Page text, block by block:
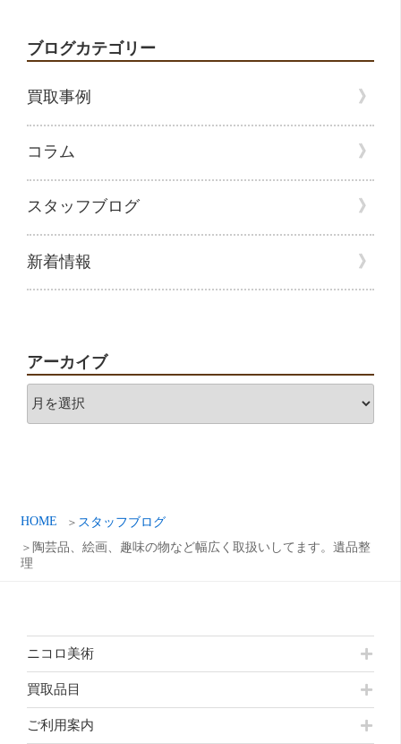
HOME
スタッフブログ
陶芸品、絵画、趣味の物など幅広く取扱いしてます。遺品整
理
ブログカテゴリー
買取事例
コラム
スタッフブログ
新着情報
アーカイブ
ア
ニコロ美術
買取品目
ご利用案内